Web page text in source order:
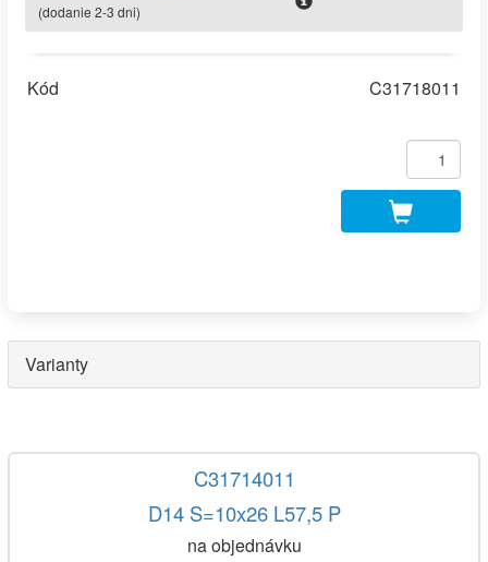
(dodanie 2-3 dni)
Kód C31718011
Varianty
C31714011
D14 S=10x26 L57,5 P
na objednávku